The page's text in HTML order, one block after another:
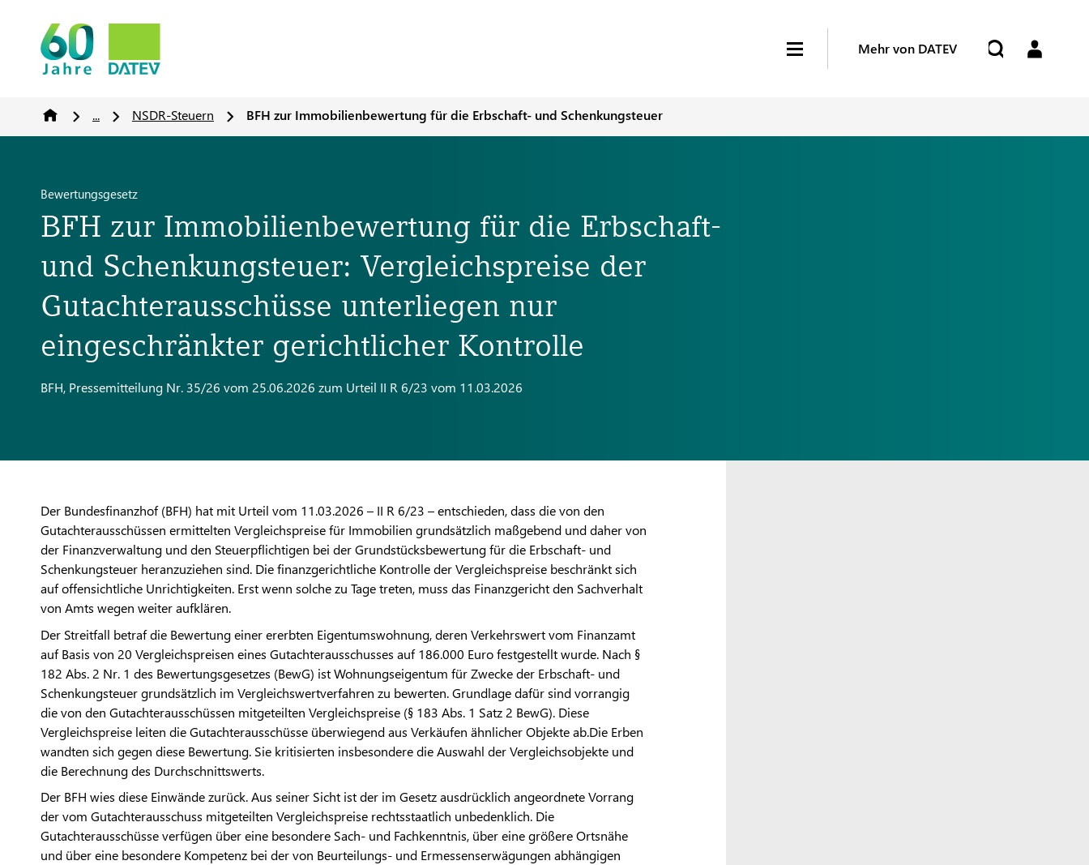
Mehr von DATEV
... NSDR-Steuern BFH zur Immobilienbewertung für die Erbschaft- und Schenkungsteuer
Bewertungsgesetz
BFH zur Immobilienbewertung für die Erbschaft-
und Schenkungsteuer: Vergleichspreise der
Gutachterausschüsse unterliegen nur
eingeschränkter gerichtlicher Kontrolle
BFH, Pressemitteilung Nr. 35/26 vom 25.06.2026 zum Urteil II R 6/23 vom 11.03.2026
Der Bundesfinanzhof (BFH) hat mit Urteil vom 11.03.2026 – II R 6/23 – entschieden, dass die von den
Gutachterausschüssen ermittelten Vergleichspreise für Immobilien grundsätzlich maßgebend und daher von
der Finanzverwaltung und den Steuerpflichtigen bei der Grundstücksbewertung für die Erbschaft- und
Schenkungsteuer heranzuziehen sind. Die finanzgerichtliche Kontrolle der Vergleichspreise beschränkt sich
auf offensichtliche Unrichtigkeiten. Erst wenn solche zu Tage treten, muss das Finanzgericht den Sachverhalt
von Amts wegen weiter aufklären.
Der Streitfall betraf die Bewertung einer ererbten Eigentumswohnung, deren Verkehrswert vom Finanzamt
auf Basis von 20 Vergleichspreisen eines Gutachterausschusses auf 186.000 Euro festgestellt wurde. Nach §
182 Abs. 2 Nr. 1 des Bewertungsgesetzes (BewG) ist Wohnungseigentum für Zwecke der Erbschaft- und
Schenkungsteuer grundsätzlich im Vergleichswertverfahren zu bewerten. Grundlage dafür sind vorrangig
die von den Gutachterausschüssen mitgeteilten Vergleichspreise (§ 183 Abs. 1 Satz 2 BewG). Diese
Vergleichspreise leiten die Gutachterausschüsse überwiegend aus Verkäufen ähnlicher Objekte ab.Die Erben
wandten sich gegen diese Bewertung. Sie kritisierten insbesondere die Auswahl der Vergleichsobjekte und
die Berechnung des Durchschnittswerts.
Der BFH wies diese Einwände zurück. Aus seiner Sicht ist der im Gesetz ausdrücklich angeordnete Vorrang
der vom Gutachterausschuss mitgeteilten Vergleichspreise rechtsstaatlich unbedenklich. Die
Gutachterausschüsse verfügen über eine besondere Sach- und Fachkenntnis, über eine größere Ortsnähe
und über eine besondere Kompetenz bei der von Beurteilungs- und Ermessenserwägungen abhängigen